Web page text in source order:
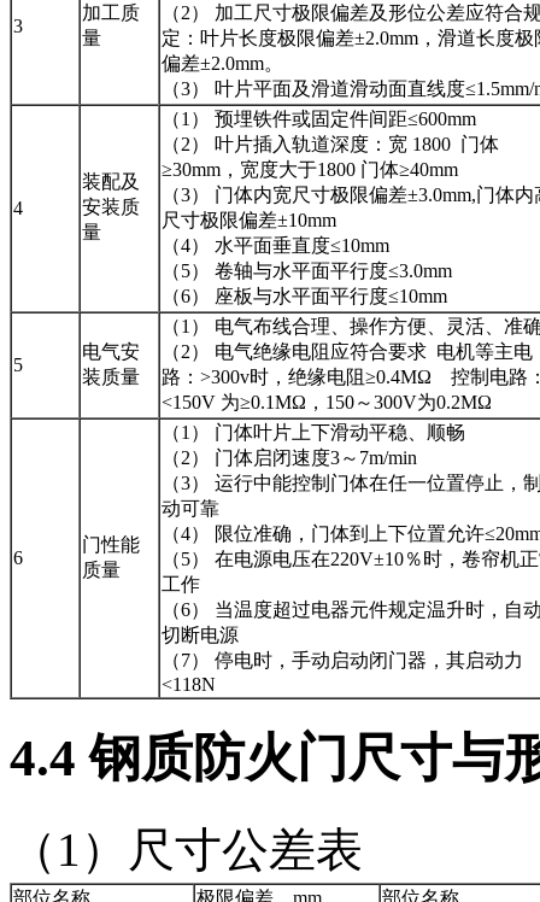
3
加工质
量
（2） 加工尺寸极限偏差及形位公差应符合
定：叶片长度极限偏差±2.0mm，滑道长度极
偏差±2.0mm。
（3） 叶片平面及滑道滑动面直线度≤1.5mm/
4
装配及
安装质
量
（1） 预埋铁件或固定件间距≤600mm
（2） 叶片插入轨道深度：宽 1800 门体
≥30mm，宽度大于1800 门体≥40mm
（3） 门体内宽尺寸极限偏差±3.0mm,门体内
尺寸极限偏差±10mm
（4） 水平面垂直度≤10mm
（5） 卷轴与水平面平行度≤3.0mm
（6） 座板与水平面平行度≤10mm
5
电气安
装质量
（1） 电气布线合理、操作方便、灵活、准
（2） 电气绝缘电阻应符合要求 电机等主电
路：>300v时，绝缘电阻≥0.4MΩ 控制电路
<150V 为≥0.1MΩ，150～300V为0.2MΩ
6
门性能
质量
（1） 门体叶片上下滑动平稳、顺畅
（2） 门体启闭速度3～7m/min
（3） 运行中能控制门体在任一位置停止，
动可靠
（4） 限位准确，门体到上下位置允许
（5） 在电源电压在220V±10％时，卷帘机
工作
（6） 当温度超过电器元件规定温升时，自
切断电源
（7） 停电时，手动启动闭门器，其启动力
<118N
4.4钢质防火门尺寸与
（1）尺寸公差表
部位名称 极限偏差，mm 部位名称